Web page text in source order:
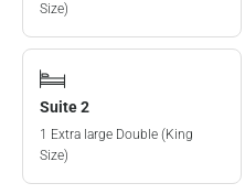
Size)
Suite 2
1 Extra large Double (King
Size)